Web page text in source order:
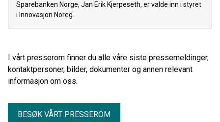
Sparebanken Norge, Jan Erik Kjerpeseth, er valde inn i styret
i Innovasjon Noreg.
I vårt presserom finner du alle våre siste pressemeldinger,
kontaktpersoner, bilder, dokumenter og annen relevant
informasjon om oss.
BESØK VÅRT PRESSEROM